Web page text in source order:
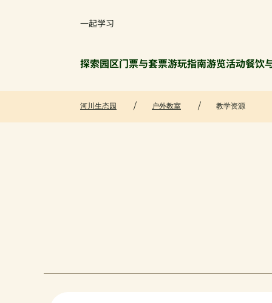
一起学习
探索园区门票与套票游玩指南游览活动餐饮
河川生态园 户外教室 教学资源